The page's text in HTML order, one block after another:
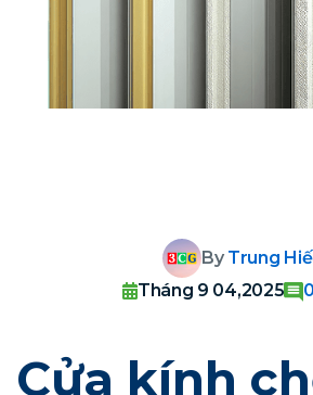
By Trung
Tháng 9 04,2025
0
Cửa kính